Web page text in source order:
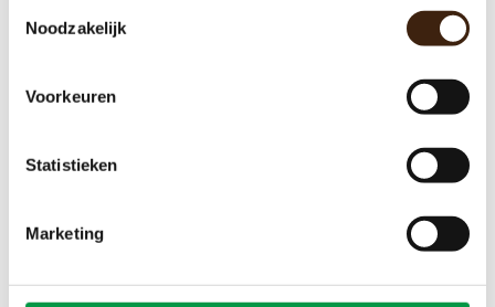
Noodzakelijk
Voorkeuren
Statistieken
Marketing